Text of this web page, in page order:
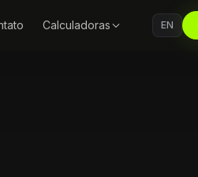
Calculadoras EN